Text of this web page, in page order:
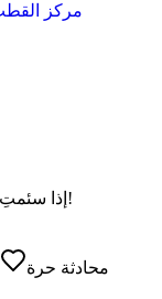
إذا سئمتِ من البطلات المحبطات، اختاري تطوراً مرضياً!
محادثة حرة